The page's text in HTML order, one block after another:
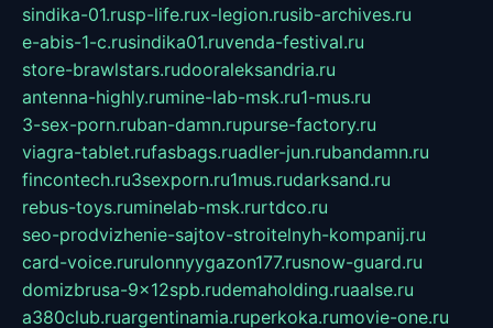
sindika-01.rusp-life.rux-legion.rusib-archives.ru
e-abis-1-c.rusindika01.ruvenda-festival.ru
store-brawlstars.rudooraleksandria.ru
antenna-highly.rumine-lab-msk.ru1-mus.ru
3-sex-porn.ruban-damn.rupurse-factory.ru
viagra-tablet.rufasbags.ruadler-jun.rubandamn.ru
fincontech.ru3sexporn.ru1mus.rudarksand.ru
rebus-toys.ruminelab-msk.rurtdco.ru
seo-prodvizhenie-sajtov-stroitelnyh-kompanij.ru
card-voice.rurulonnyygazon177.rusnow-guard.ru
domizbrusa-9x12spb.rudemaholding.ruaalse.ru
a380club.ruargentinamia.ruperkoka.rumovie-one.ru